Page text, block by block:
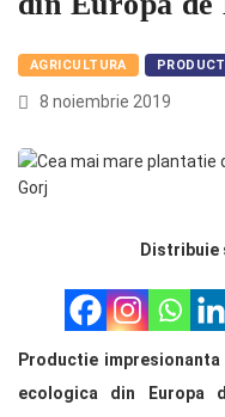
AGRICULTURA
8 noiembrie 2019
Distribuie
Productie
ecologica din Europa